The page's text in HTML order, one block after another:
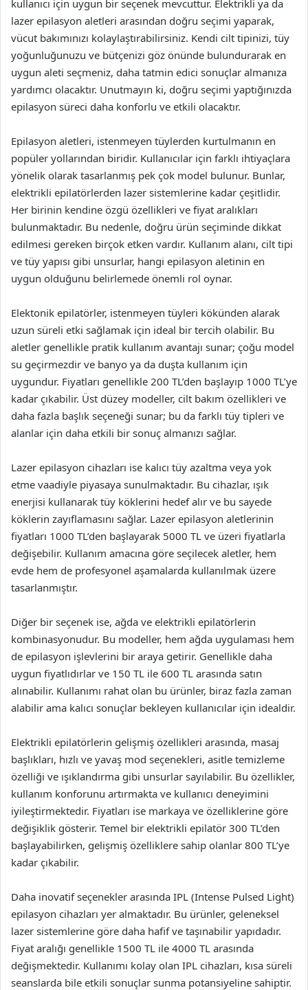
kullanıcı için uygun bir seçenek mevcuttur. Elektrikli ya da
lazer epilasyon aletleri arasından doğru seçimi yaparak,
vücut bakımınızı kolaylaştırabilirsiniz. Kendi cilt tipinizi, tüy
yoğunluğunuzu ve bütçenizi göz önünde bulundurarak en
uygun aleti seçmeniz, daha tatmin edici sonuçlar almanıza
yardımcı olacaktır. Unutmayın ki, doğru seçimi yaptığınızda
epilasyon süreci daha konforlu ve etkili olacaktır.
Epilasyon aletleri, istenmeyen tüylerden kurtulmanın en
popüler yollarından biridir. Kullanıcılar için farklı ihtiyaçlara
yönelik olarak tasarlanmış pek çok model bulunur. Bunlar,
elektrikli epilatörlerden lazer sistemlerine kadar çeşitlidir.
Her birinin kendine özgü özellikleri ve fiyat aralıkları
bulunmaktadır. Bu nedenle, doğru ürün seçiminde dikkat
edilmesi gereken birçok etken vardır. Kullanım alanı, cilt tipi
ve tüy yapısı gibi unsurlar, hangi epilasyon aletinin en
uygun olduğunu belirlemede önemli rol oynar.
Elektonik epilatörler, istenmeyen tüyleri kökünden alarak
uzun süreli etki sağlamak için ideal bir tercih olabilir. Bu
aletler genellikle pratik kullanım avantajı sunar; çoğu model
su geçirmezdir ve banyo ya da duşta kullanım için
uygundur. Fiyatları genellikle 200 TL’den başlayıp 1000 TL’ye
kadar çıkabilir. Üst düzey modeller, cilt bakım özellikleri ve
daha fazla başlık seçeneği sunar; bu da farklı tüy tipleri ve
alanlar için daha etkili bir sonuç almanızı sağlar.
Lazer epilasyon cihazları ise kalıcı tüy azaltma veya yok
etme vaadiyle piyasaya sunulmaktadır. Bu cihazlar, ışık
enerjisi kullanarak tüy köklerini hedef alır ve bu sayede
köklerin zayıflamasını sağlar. Lazer epilasyon aletlerinin
fiyatları 1000 TL’den başlayarak 5000 TL ve üzeri fiyatlarla
değişebilir. Kullanım amacına göre seçilecek aletler, hem
evde hem de profesyonel aşamalarda kullanılmak üzere
tasarlanmıştır.
Diğer bir seçenek ise, ağda ve elektrikli epilatörlerin
kombinasyonudur. Bu modeller, hem ağda uygulaması hem
de epilasyon işlevlerini bir araya getirir. Genellikle daha
uygun fiyatlıdırlar ve 150 TL ile 600 TL arasında satın
alınabilir. Kullanımı rahat olan bu ürünler, biraz fazla zaman
alabilir ama kalıcı sonuçlar bekleyen kullanıcılar için idealdir.
Elektrikli epilatörlerin gelişmiş özellikleri arasında, masaj
başlıkları, hızlı ve yavaş mod seçenekleri, asitle temizleme
özelliği ve ışıklandırma gibi unsurlar sayılabilir. Bu özellikler,
kullanım konforunu artırmakta ve kullanıcı deneyimini
iyileştirmektedir. Fiyatları ise markaya ve özelliklerine göre
değişiklik gösterir. Temel bir elektrikli epilatör 300 TL’den
başlayabilirken, gelişmiş özelliklere sahip olanlar 800 TL’ye
kadar çıkabilir.
Daha inovatif seçenekler arasında IPL (Intense Pulsed Light)
epilasyon cihazları yer almaktadır. Bu ürünler, geleneksel
lazer sistemlerine göre daha hafif ve taşınabilir yapıdadır.
Fiyat aralığı genellikle 1500 TL ile 4000 TL arasında
değişmektedir. Kullanımı kolay olan IPL cihazları, kısa süreli
seanslarda bile etkili sonuçlar sunma potansiyeline sahiptir.